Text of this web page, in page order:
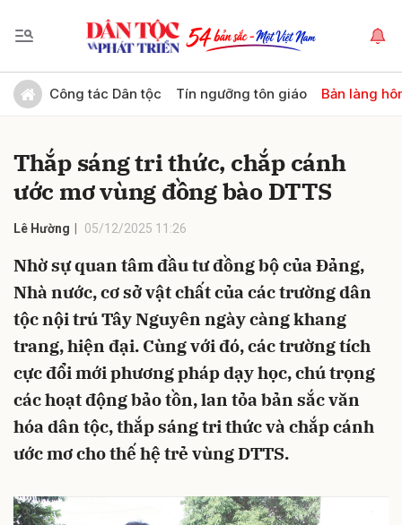
Công tác Dân tộc Tín ngưỡng tôn giáo Bản làng
Thắp sáng tri thức, chắp cánh
ước mơ vùng đồng bào DTTS
Lê Hường 05/12/2025 11:26
Nhờ sự quan tâm đầu tư đồng bộ của Đảng,
Nhà nước, cơ sở vật chất của các trường dân
tộc nội trú Tây Nguyên ngày càng khang
trang, hiện đại. Cùng với đó, các trường tích
cực đổi mới phương pháp dạy học, chú trọng
các hoạt động bảo tồn, lan tỏa bản sắc văn
hóa dân tộc, thắp sáng tri thức và chắp cánh
ước mơ cho thế hệ trẻ vùng DTTS.
Gửi bình luận
Hủy Gửi